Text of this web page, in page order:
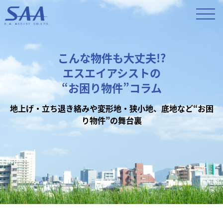
こんな物件も大丈夫!?
エスエイアシストの
“お困り物件”コラム
地上げ・立ち退き絡みや変形地・狭小地、底地など“お困
り物件”の舞台裏